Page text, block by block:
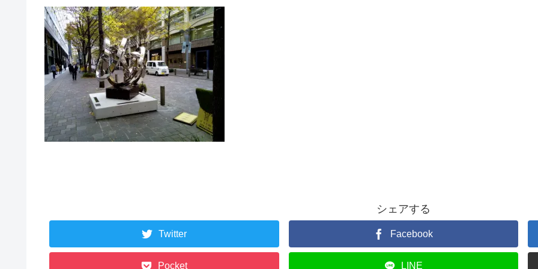
シェアする
Twitter Facebook
Pocket LINE